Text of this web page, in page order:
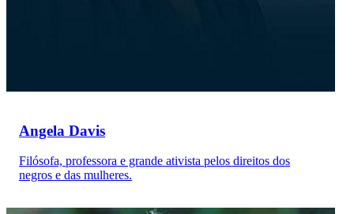
Angela Davis
Filósofa, professora e grande ativista pelos direitos dos
negros e das mulheres.